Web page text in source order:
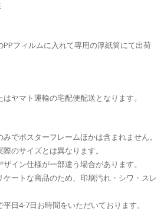
フィルムに入れて専用の厚紙筒にて出荷
ヤマト運輸の宅配便配送となります。
でポスターフレームほかは含まれません。
のサイズとは異なります。
イン仕様が一部違う場合があります。
ートな商品のため、印刷汚れ・シワ・スレ
日4-7日お時間をいただいております。